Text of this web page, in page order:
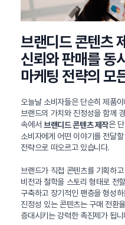
브랜디드 콘텐츠
신뢰와 판매를 동
마케팅 전략의 모
오늘날 소비자들은 단순히 제품
브랜드의 가치와 진정성을 함께
속에서 브랜디드 콘텐츠 제작은
소비자에게 어떤 이야기를 전달
전략으로 떠오르고 있습니다.
브랜드가 직접 콘텐츠를 기획하
비전과 철학을 스토리 형태로 전
구축하고 장기적인 팬층을 형성
진정성 있는 콘텐츠는 구매 전환
증대시키는 강력한 촉진제가 됩니